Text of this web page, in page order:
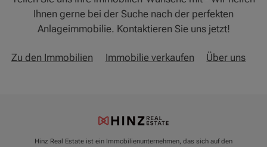
Ihnen gerne bei der Suche nach der perfekten
Anlageimmobilie. Kontaktieren Sie uns jetzt!
Zu den Immobilien Immobilie verkaufen Über uns
Hinz Real Estate ist ein Immobilienunternehmen, das sich auf den